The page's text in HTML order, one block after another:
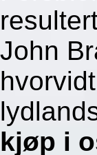
John
kjøp i